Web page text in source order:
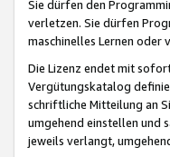
Sie dürfen den
verletzen. Sie dürfen
maschinelles Lernen oder
Die Lizenz endet mit
Vergütungskatalog
schriftliche Mitteilung an
umgehend einstellen und
jeweils verlangt,